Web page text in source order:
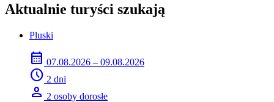
Aktualnie turyści szukają
Pluski
calendar_month 07.08.2026 – 09.08.2026
schedule 2 dni
person 2 osoby dorosłe